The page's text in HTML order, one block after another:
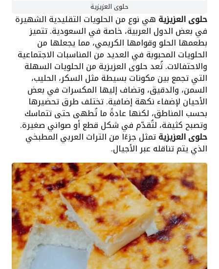
حلوى العزيزية
حلوى العزيزية هي نوع من الحلويات التقليدية الشهيرة
في بعض الدول العربية، خاصة في السعودية. تتميز
بطعمها الحلو وقوامها الكريمي، مما يجعلها من
الحلويات المحبوبة في العديد من المناسبات الاجتماعية
والاحتفالات. تُعد حلوى العزيزية من الحلويات السهلة
التي تجمع بين مكونات بسيطة مثل السكر، الحليب،
السمن، والدقيق، وتضاف إليها المكسرات في بعض
الأحيان لإضفاء نكهة إضافية. تختلف طرق تحضيرها
بحسب المناطق، لكنها عادةً ما تُطهى حتى تتماسك
وتصبح كثيفة، لتُقدّم في شكل قطع أو صواني صغيرة.
حلوى العزيزيةتمثل جزءًا من التراث العربي المطبخي
الذي يتم تناقله عبر الأجيال.